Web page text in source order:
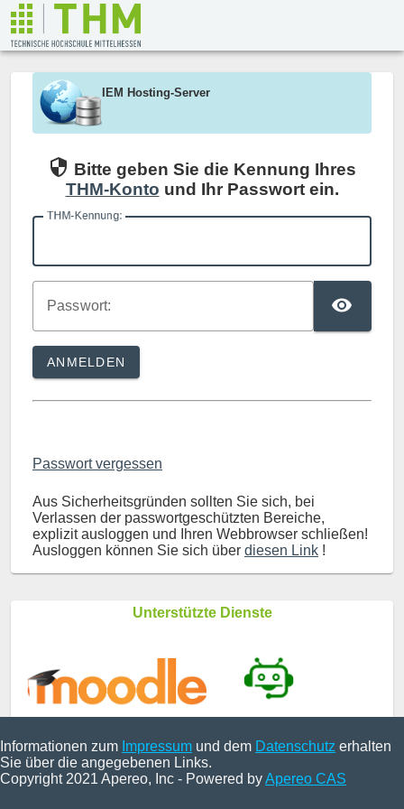
THM - CAS-Service
IEM Hosting-Server
Bitte geben Sie die Kennung Ihres
THM-Konto und Ihr Passwort ein.
THM-Kennung:
Passwort:
ANMELDEN
Passwort vergessen
Aus Sicherheitsgründen sollten Sie sich, bei
Verlassen der passwortgeschützten Bereiche,
explizit ausloggen und Ihren Webbrowser schließen!
Ausloggen können Sie sich über diesen Link !
Unterstützte Dienste
Informationen zum Impressum und dem Datenschutz erhalten
Sie über die angegebenen Links.
Copyright 2021 Apereo, Inc - Powered byApereo CAS